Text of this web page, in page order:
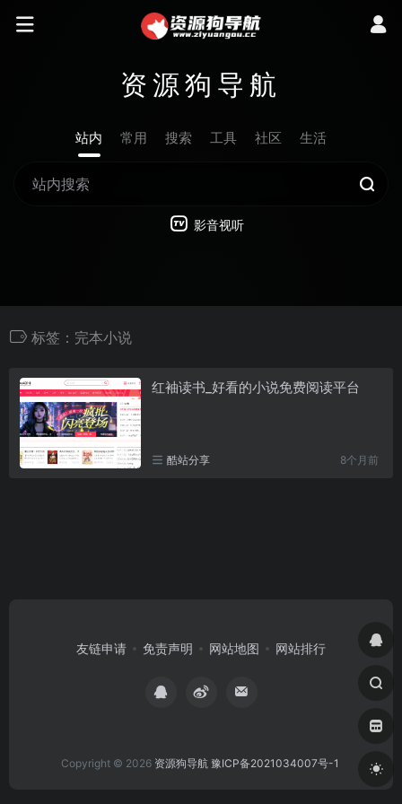
资源狗导航
站内 常用 搜索 工具 社区 生活
影音视听
标签：完本小说
红袖读书_好看的小说免费阅读平台
酷站分享 8个月前
友链申请 免责声明 网站地图 网站排行
Copyright © 2026 资源狗导航 豫ICP备2021034007号-1